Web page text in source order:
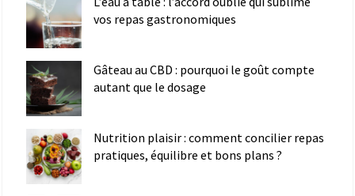
vos repas gastronomiques
Gâteau au CBD : pourquoi le goût compte
autant que le dosage
Nutrition plaisir : comment concilier repas
pratiques, équilibre et bons plans ?